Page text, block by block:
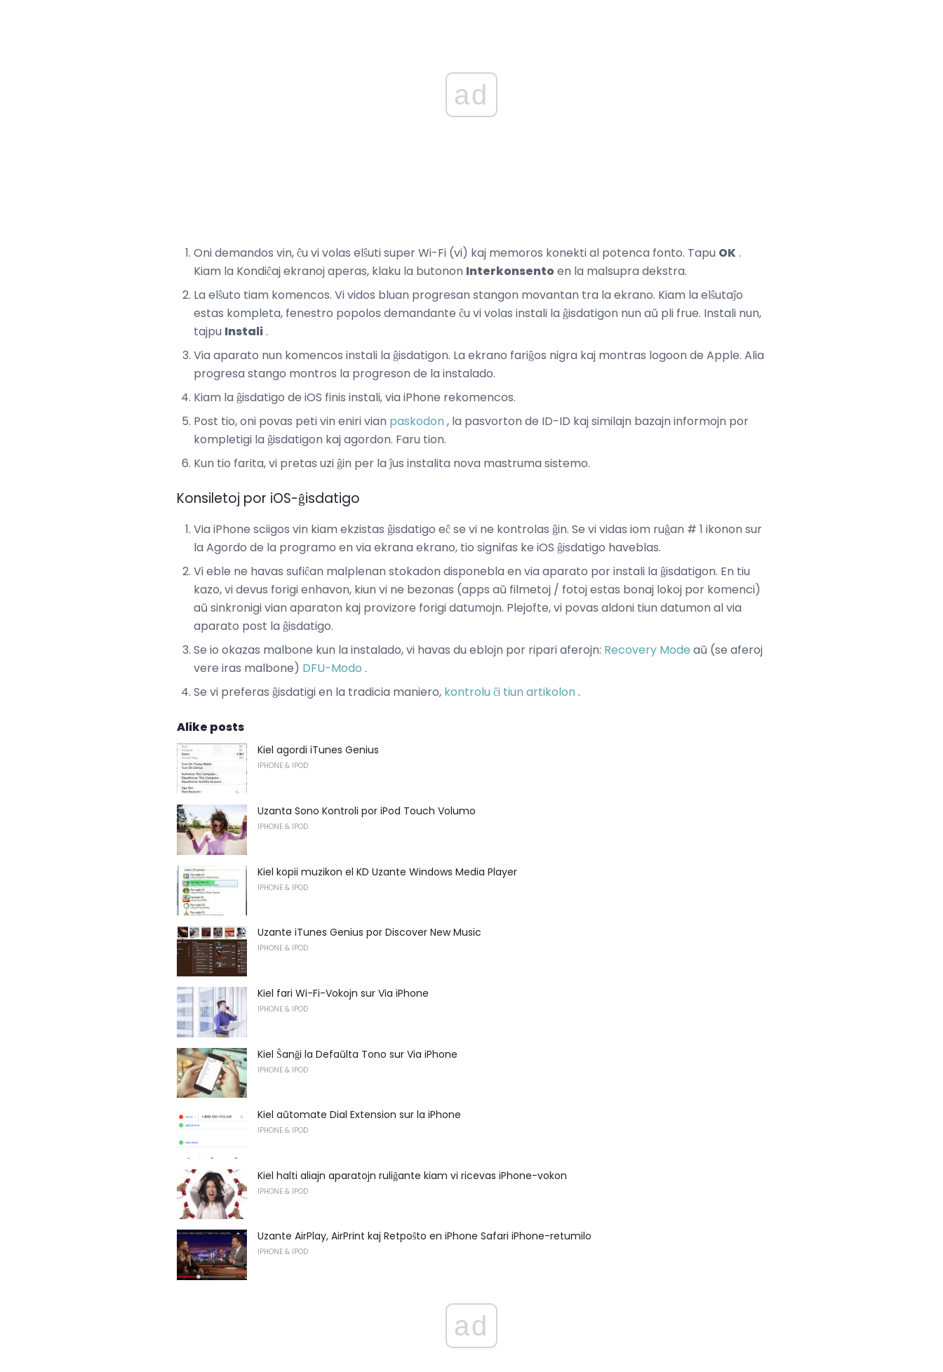
ad
Oni demandos vin, ĉu vi volas elŝuti super Wi-Fi (vi) kaj memoros konekti al potenca fonto. Tapu OK.
Kiam la Kondiĉaj ekranoj aperas, klaku la butonon Interkonsentoen la malsupra dekstra.
La elŝuto tiam komencos. Vi vidos bluan progresan stangon movantan tra la ekrano. Kiam la elŝutaĵo
estas kompleta, fenestro popolos demandante ĉu vi volas instali la ĝisdatigon nun aŭ pli frue. Instali nun,
tajpu Instali.
Via aparato nun komencos instali la ĝisdatigon. La ekrano fariĝos nigra kaj montras logoon de Apple. Alia
progresa stango montros la progreson de la instalado.
Kiam la ĝisdatigo de iOS finis instali, via iPhone rekomencos.
Post tio, oni povas peti vin eniri vian paskodon, la pasvorton de ID-ID kaj similajn bazajn informojn por
kompletigi la ĝisdatigon kaj agordon. Faru tion.
Kun tio farita, vi pretas uzi ĝin per la ĵus instalita nova mastruma sistemo.
Konsiletoj por iOS-ĝisdatigo
Via iPhone sciigos vin kiam ekzistas ĝisdatigo eĉ se vi ne kontrolas ĝin. Se vi vidas iom ruĝan # 1 ikonon sur
la Agordo de la programo en via ekrana ekrano, tio signifas ke iOS ĝisdatigo haveblas.
Vi eble ne havas sufiĉan malplenan stokadon disponebla en via aparato por instali la ĝisdatigon. En tiu
kazo, vi devus forigi enhavon, kiun vi ne bezonas (apps aŭ filmetoj / fotoj estas bonaj lokoj por komenci)
aŭ sinkronigi vian aparaton kaj provizore forigi datumojn. Plejofte, vi povas aldoni tiun datumon al via
aparato post la ĝisdatigo.
Se io okazas malbone kun la instalado, vi havas du eblojn por ripari aferojn: Recovery Mode aŭ (se aferoj
vere iras malbone) DFU-Modo .
Se vi preferas ĝisdatigi en la tradicia maniero, kontrolu ĉi tiun artikolon.
Alike posts
Kiel agordi iTunes Genius
IPHONE & IPOD
Uzanta Sono Kontroli por iPod Touch Volumo
IPHONE & IPOD
Kiel kopii muzikon el KD Uzante Windows Media Player
IPHONE & IPOD
Uzante iTunes Genius por Discover New Music
IPHONE & IPOD
Kiel fari Wi-Fi-Vokojn sur Via iPhone
IPHONE & IPOD
Kiel Ŝanĝi la Defaŭlta Tono sur Via iPhone
IPHONE & IPOD
Kiel aŭtomate Dial Extension sur la iPhone
IPHONE & IPOD
Kiel halti aliajn aparatojn ruliĝante kiam vi ricevas iPhone-vokon
IPHONE & IPOD
Uzante AirPlay, AirPrint kaj Retpoŝto en iPhone Safari iPhone-retumilo
IPHONE & IPOD
ad